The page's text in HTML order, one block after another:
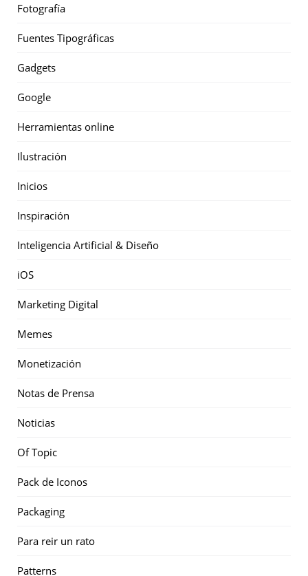
Fotografía
Fuentes Tipográficas
Gadgets
Google
Herramientas online
Ilustración
Inicios
Inspiración
Inteligencia Artificial & Diseño
iOS
Marketing Digital
Memes
Monetización
Notas de Prensa
Noticias
Of Topic
Pack de Iconos
Packaging
Para reir un rato
Patterns